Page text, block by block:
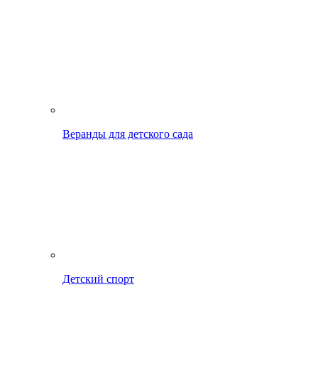
Веранды для детского сада
Детский спорт